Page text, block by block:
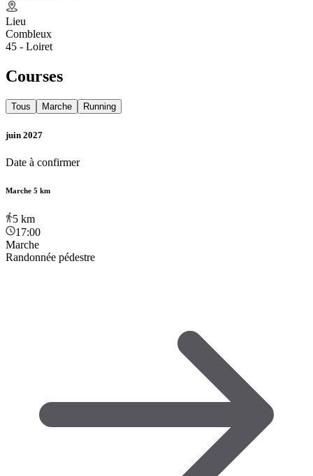
Lieu
Combleux
45 - Loiret
Courses
Tous Marche Running
juin 2027
Date à confirmer
Marche 5 km
5 km
17:00
Marche
Randonnée pédestre